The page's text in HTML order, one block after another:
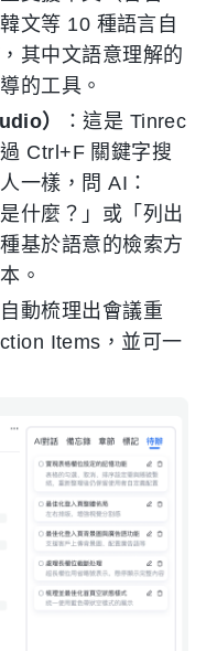
文等 10 種語言自
其中文語意理解的
的工具。
）
：這是 Tinrec
Ctrl+F 關鍵字搜
一樣，問 AI：
什麼？」或「列出
基於語意的檢索方
。
自動梳理出會議重
Items，並可一